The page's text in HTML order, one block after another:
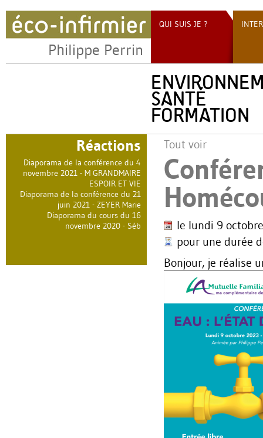
Philippe Perrin
QUI SUIS JE ?
SANTÉ
FORMATION
Réactions
Diaporama de la conférence du 4
novembre 2021 - M GRANDMAIRE
ESPOIR ET VIE
Diaporama de la conférence du 21
juin 2021 - ZEYER Marie
Diaporama du cours du 16
novembre 2020 - Séb
Tout voir
le lundi 9
pour une durée
Bonjour, je réalise